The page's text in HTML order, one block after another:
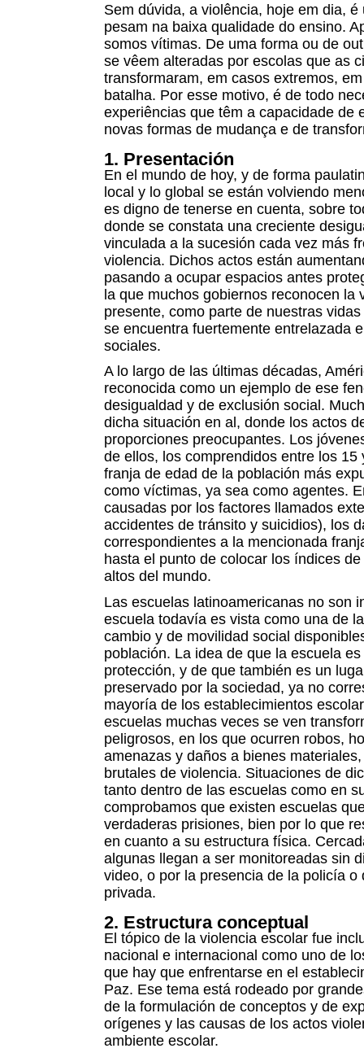
Sem dúvida, a violência, hoje em dia,
pesam na baixa qualidade do ensino.
somos vítimas. De uma forma ou de
se vêem alteradas por escolas que as
transformaram, em casos extremos,
batalha. Por esse motivo, é de todo
experiências que têm a capacidade de
novas formas de mudança e de
1. Presentación
En el mundo de hoy, y de forma
local y lo global se están volviendo
es digno de tenerse en cuenta, sobre
donde se constata una creciente
vinculada a la sucesión cada vez más
violencia. Dichos actos están
pasando a ocupar espacios antes
la que muchos gobiernos reconocen la
presente, como parte de nuestras
se encuentra fuertemente entrelazada
sociales.
A lo largo de las últimas décadas,
reconocida como un ejemplo de ese
desigualdad y de exclusión social.
dicha situación en al, donde los actos
proporciones preocupantes. Los
de ellos, los comprendidos entre los
franja de edad de la población más
como víctimas, ya sea como agentes.
causadas por los factores llamados
accidentes de tránsito y suicidios), los
correspondientes a la mencionada
hasta el punto de colocar los índices
altos del mundo.
Las escuelas latinoamericanas no son
escuela todavía es vista como una de
cambio y de movilidad social
población. La idea de que la escuela
protección, y de que también es un
preservado por la sociedad, ya no
mayoría de los establecimientos
escuelas muchas veces se ven
peligrosos, en los que ocurren robos,
amenazas y daños a bienes
brutales de violencia. Situaciones de
tanto dentro de las escuelas como en
comprobamos que existen escuelas
verdaderas prisiones, bien por lo que
en cuanto a su estructura física.
algunas llegan a ser monitoreadas sin
video, o por la presencia de la policía o
privada.
2. Estructura conceptual
El tópico de la violencia escolar fue
nacional e internacional como uno de
que hay que enfrentarse en el
Paz. Ese tema está rodeado por
de la formulación de conceptos y de
orígenes y las causas de los actos
ambiente escolar.